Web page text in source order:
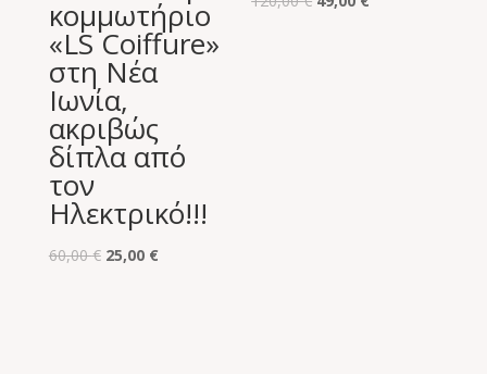
κομμωτήριο
«LS Coiffure»
στη Νέα
Ιωνία,
ακριβώς
δίπλα από
τον
Ηλεκτρικό!!!
60,00€ Original
25,00 €Η